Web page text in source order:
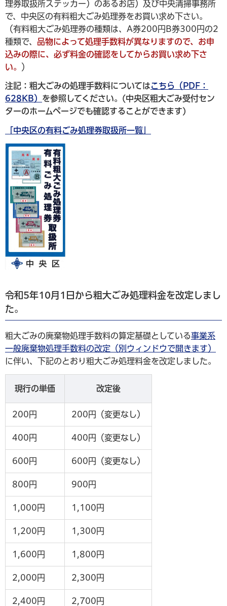
理券取扱所ステッカー）のあるお店）及び中央清掃事務所
で、中央区の有料粗大ごみ処理券をお買い求め下さい。
（有料粗大ごみ処理券の種類は、A券200円B券300円の2
種類で、 品物によって処理手数料が異なりますので、お申
込みの際に、必ず料金の確認をしてからお買い求め下さ
い。
）
注記：粗大ごみの処理手数料についてはこちら（PDF：
628KB） を参照してください。(中央区粗大ごみ受付セン
ターのホームページでも確認することができます)
「中央区の有料ごみ処理券取扱所一覧」
令和5年10月1日から粗大ごみ処理料金を改定しまし
た。
粗大ごみの廃棄物処理手数料の算定基礎としている事業系
一般廃棄物処理手数料の改定（別ウィンドウで開きます）
に伴い、下記のとおり粗大ごみ処理料金を改定しました。
現行の単価 改定後
200円 200円（変更なし）
400円 400円（変更なし）
600円 600円（変更なし）
800円 900円
1,000円 1,100円
1,200円 1,300円
1,600円 1,800円
2,000円 2,300円
2,400円 2,700円